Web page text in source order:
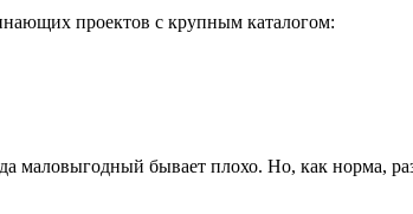
проектов с крупным каталогом:
маловыгодный бывает плохо. Но, как норма,